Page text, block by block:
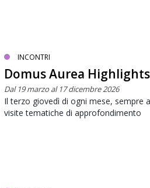
INCONTRI
Domus Aurea Highlights
Dal 19 marzo al 17 dicembre 2026
Il terzo giovedì di ogni mese, sempre
visite tematiche di approfondimento